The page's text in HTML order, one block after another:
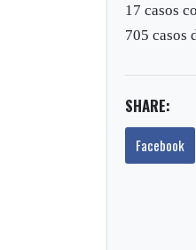
17 casos
705 casos
SHARE:
Facebook